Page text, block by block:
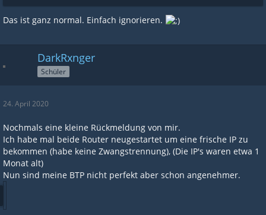
Das ist ganz normal. Einfach ignorieren.
DarkRxnger
Schüler
24. April 2020
Nochmals eine kleine Rückmeldung von mir.
Ich habe mal beide Router neugestartet um eine frische IP zu
bekommen (habe keine Zwangstrennung), (Die IP's waren etwa 1
Monat alt)
Nun sind meine BTP nicht perfekt aber schon angenehmer.